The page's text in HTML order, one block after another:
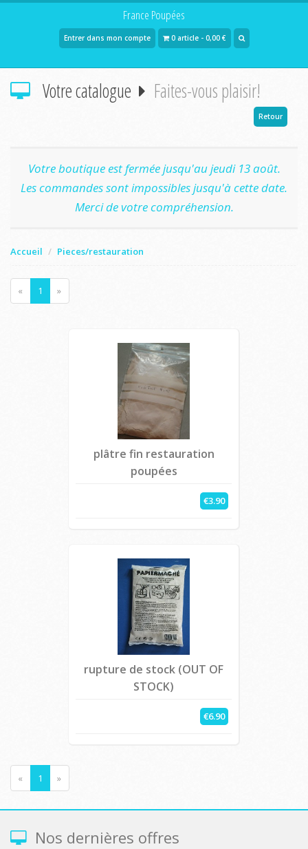
France Poupées
Entrer dans mon compte 0 article - 0,00 €
Votre catalogue Faites-vous plaisir!
Retour
Votre boutique est fermée jusqu'au jeudi 13 août.
Les commandes sont impossibles jusqu'à cette date.
Merci de votre compréhension.
Accueil Pieces/restauration
« 1 »
plâtre fin restauration
poupées
€3.90
rupture de stock (OUT OF
STOCK)
€6.90
« 1 »
Nos dernières offres